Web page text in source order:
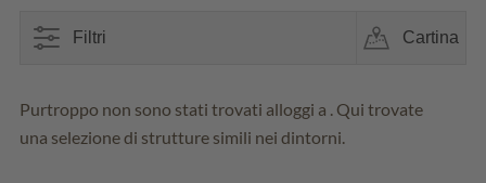
Filtri Cartina
Purtroppo non sono stati trovati alloggi a . Qui trovate
una selezione di strutture simili nei dintorni.